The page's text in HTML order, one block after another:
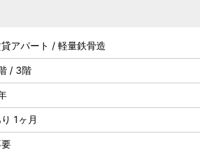
アパート / 軽量鉄骨造
/ 3階
1ヶ月